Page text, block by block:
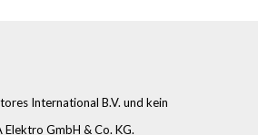
International B.V. und kein
GmbH & Co. KG.